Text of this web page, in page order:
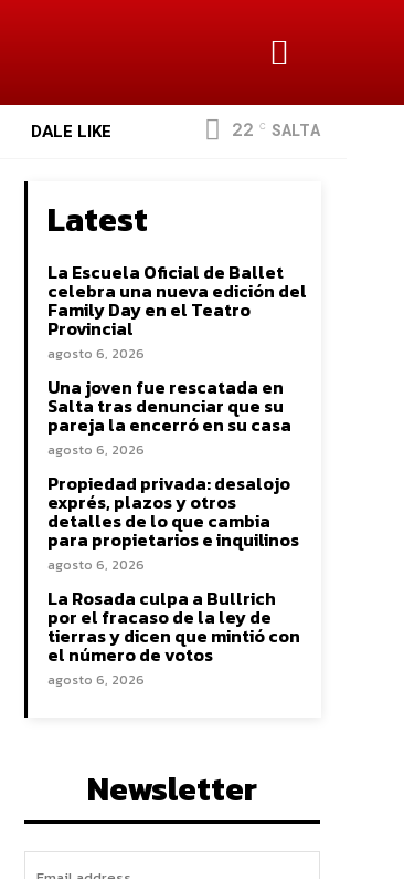
DALE LIKE 22 C SALTA
Latest
La Escuela Oficial de Ballet
celebra una nueva edición del
Family Day en el Teatro
Provincial
agosto 6, 2026
Una joven fue rescatada en
Salta tras denunciar que su
pareja la encerró en su casa
agosto 6, 2026
Propiedad privada: desalojo
exprés, plazos y otros
detalles de lo que cambia
para propietarios e inquilinos
agosto 6, 2026
La Rosada culpa a Bullrich
por el fracaso de la ley de
tierras y dicen que mintió con
el número de votos
agosto 6, 2026
Newsletter